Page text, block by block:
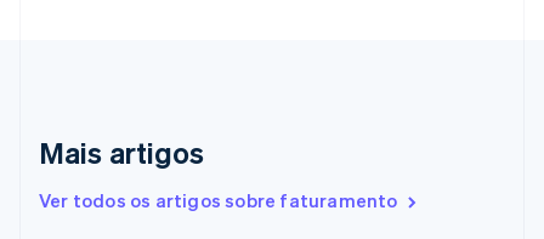
Mais artigos
Ver todos os artigos sobre faturamento
Eslovênia
Espanha